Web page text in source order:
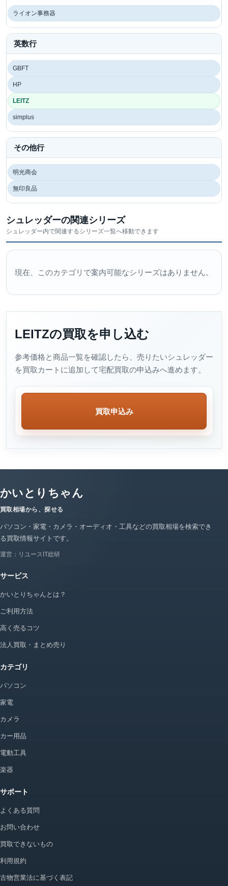
ライオン事務器
英数行
GBFT
HP
LEITZ
simplus
その他行
明光商会
無印良品
シュレッダーの関連シリーズ
シュレッダー内で関連するシリーズ一覧へ移動できます
現在、このカテゴリで案内可能なシリーズはありません。
LEITZの買取を申し込む
参考価格と商品一覧を確認したら、売りたいシュレッダー
を買取カートに追加して宅配買取の申込みへ進めます。
買取申込み
かいとりちゃん
買取相場から、探せる
パソコン・家電・カメラ・オーディオ・工具などの買取相場を検索でき
る買取情報サイトです。
運営：リユースIT総研
サービス
かいとりちゃんとは？
ご利用方法
高く売るコツ
法人買取・まとめ売り
カテゴリ
パソコン
家電
カメラ
カー用品
電動工具
楽器
サポート
よくある質問
お問い合わせ
買取できないもの
利用規約
古物営業法に基づく表記